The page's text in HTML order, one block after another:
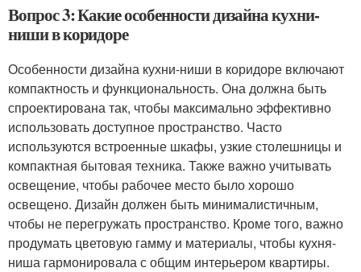
Вопрос 3: Какие особенности дизайна кухни-
ниши в коридоре
Особенности дизайна кухни-ниши в коридоре включают
компактность и функциональность. Она должна быть
спроектирована так, чтобы максимально эффективно
использовать доступное пространство. Часто
используются встроенные шкафы, узкие столешницы и
компактная бытовая техника. Также важно учитывать
освещение, чтобы рабочее место было хорошо
освещено. Дизайн должен быть минималистичным,
чтобы не перегружать пространство. Кроме того, важно
продумать цветовую гамму и материалы, чтобы кухня-
ниша гармонировала с общим интерьером квартиры.